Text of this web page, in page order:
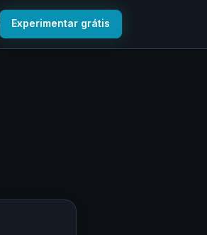
Experimentar grátis